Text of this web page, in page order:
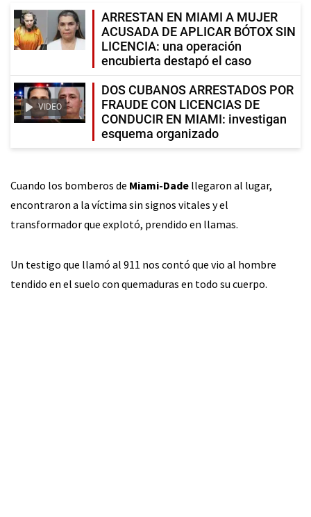
ARRESTAN EN MIAMI A MUJER
ACUSADA DE APLICAR BÓTOX SIN
LICENCIA: una operación
encubierta destapó el caso
VIDEO
DOS CUBANOS ARRESTADOS POR
FRAUDE CON LICENCIAS DE
CONDUCIR EN MIAMI: investigan
esquema organizado
Cuando los bomberos de Miami-Dade llegaron al lugar,
encontraron a la víctima sin signos vitales y el
transformador que explotó, prendido en llamas.
Un testigo que llamó al 911 nos contó que vio al hombre
tendido en el suelo con quemaduras en todo su cuerpo.